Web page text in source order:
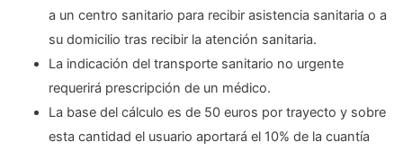
a un centro sanitario para recibir asistencia sanitaria o a
su domicilio tras recibir la atención sanitaria.
La indicación del transporte sanitario no urgente
requerirá prescripción de un médico.
La base del cálculo es de 50 euros por trayecto y sobre
esta cantidad el usuario aportará el 10% de la cuantía